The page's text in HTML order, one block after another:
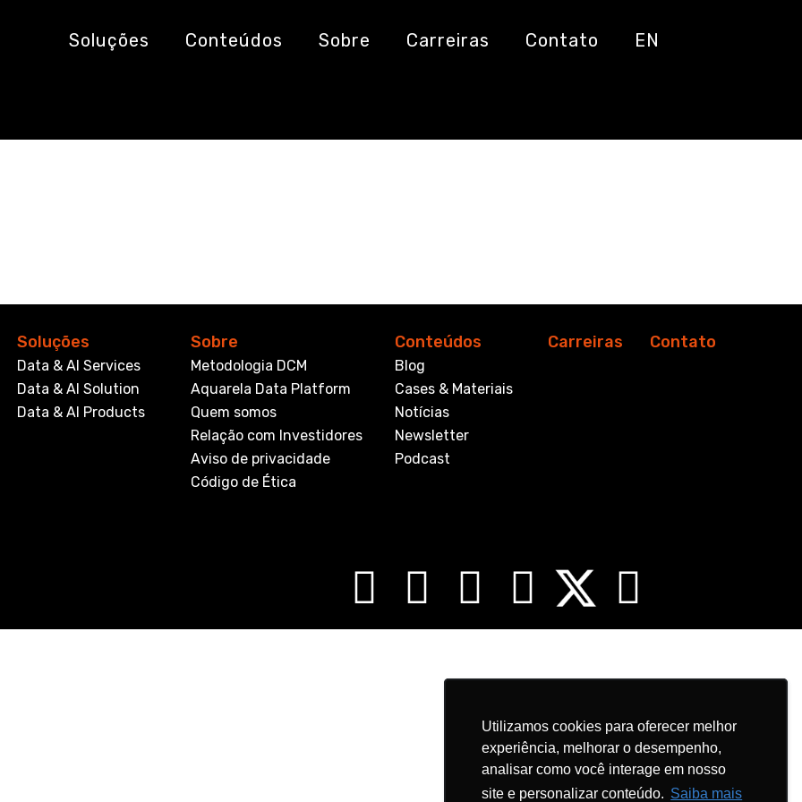
Utilizamos cookies para oferecer melhor
experiência, melhorar o desempenho,
analisar como você interage em nosso
site e personalizar conteúdo. Saiba mais
Utilizamos cookies para oferecer melhor
experiência, melhorar o desempenho,
analisar como você interage em nosso
site e personalizar conteúdo. Saiba mais
Soluções Conteúdos Sobre Carreiras Contato EN
Evolucionista
Soluções
Data & AI Services
Data & AI Solution
Data & AI Products
Sobre
Metodologia DCM
Aquarela Data Platform
Quem somos
Relação com Investidores
Aviso de privacidade
Código de Ética
Conteúdos
Blog
Cases & Materiais
Notícias
Newsletter
Podcast
Carreiras Contato